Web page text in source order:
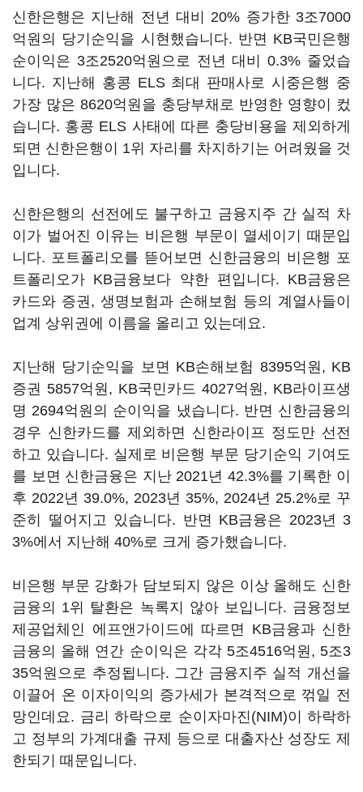
신한은행은 지난해 전년 대비 20% 증가한 3조7000
억원의 당기순익을 시현했습니다. 반면 KB국민은행
순이익은 3조2520억원으로 전년 대비 0.3% 줄었습
니다. 지난해 홍콩 ELS 최대 판매사로 시중은행 중
가장 많은 8620억원을 충당부채로 반영한 영향이 컸
습니다. 홍콩 ELS 사태에 따른 충당비용을 제외하게
되면 신한은행이 1위 자리를 차지하기는 어려웠을 것
입니다.
신한은행의 선전에도 불구하고 금융지주 간 실적 차
이가 벌어진 이유는 비은행 부문이 열세이기 때문입
니다. 포트폴리오를 뜯어보면 신한금융의 비은행 포
트폴리오가 KB금융보다 약한 편입니다. KB금융은
카드와 증권, 생명보험과 손해보험 등의 계열사들이
업계 상위권에 이름을 올리고 있는데요.
지난해 당기순익을 보면 KB손해보험 8395억원, KB
증권 5857억원, KB국민카드 4027억원, KB라이프생
명 2694억원의 순이익을 냈습니다. 반면 신한금융의
경우 신한카드를 제외하면 신한라이프 정도만 선전
하고 있습니다. 실제로 비은행 부문 당기순익 기여도
를 보면 신한금융은 지난 2021년 42.3%를 기록한 이
후 2022년 39.0%, 2023년 35%, 2024년 25.2%로 꾸
준히 떨어지고 있습니다. 반면 KB금융은 2023년 3
3%에서 지난해 40%로 크게 증가했습니다.
비은행 부문 강화가 담보되지 않은 이상 올해도 신한
금융의 1위 탈환은 녹록지 않아 보입니다. 금융정보
제공업체인 에프앤가이드에 따르면 KB금융과 신한
금융의 올해 연간 순이익은 각각 5조4516억원, 5조3
35억원으로 추정됩니다. 그간 금융지주 실적 개선을
이끌어 온 이자이익의 증가세가 본격적으로 꺾일 전
망인데요. 금리 하락으로 순이자마진(NIM)이 하락하
고 정부의 가계대출 규제 등으로 대출자산 성장도 제
한되기 때문입니다.